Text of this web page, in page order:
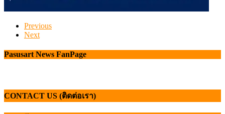
Previous
Next
Pasusart News FanPage
CONTACT US (ติดต่อเรา)